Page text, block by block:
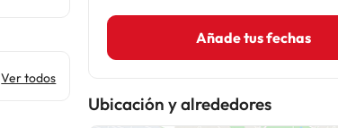
Ver todos
Añade tus fechas
Ubicación y alrededores